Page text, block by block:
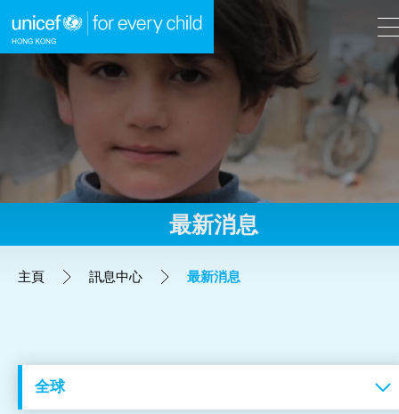
跳到內容（按回車鍵）
A A EN 繁
最新消息
主頁 訊息中心 最新消息